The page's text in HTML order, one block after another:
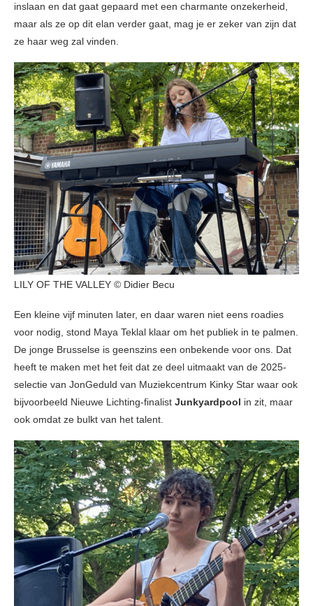
inslaan en dat gaat gepaard met een charmante onzekerheid,
maar als ze op dit elan verder gaat, mag je er zeker van zijn dat
ze haar weg zal vinden.
LILY OF THE VALLEY © Didier Becu
Een kleine vijf minuten later, en daar waren niet eens roadies
voor nodig, stond Maya Teklal klaar om het publiek in te palmen.
De jonge Brusselse is geenszins een onbekende voor ons. Dat
heeft te maken met het feit dat ze deel uitmaakt van de 2025-
selectie van JonGeduld van Muziekcentrum Kinky Star waar ook
bijvoorbeeld Nieuwe Lichting-finalist Junkyardpool in zit, maar
ook omdat ze bulkt van het talent.